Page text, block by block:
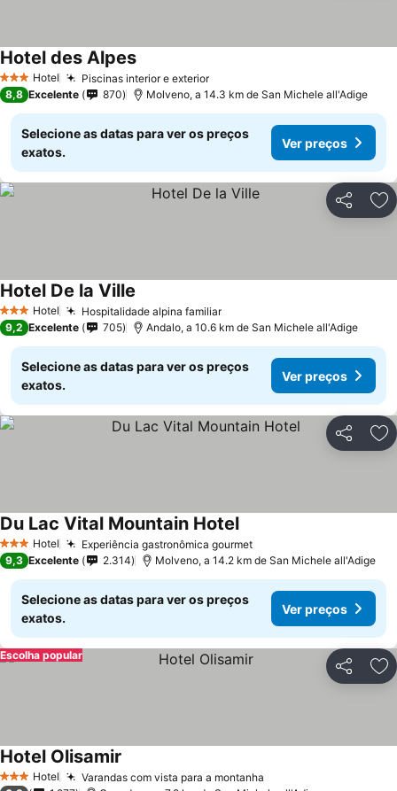
3 EstrelasHotel Piscinas interior e exteriorVer preços
Hotel des AlpesVer preços
8,8 Excelente 870 Molveno, a 14.3 km de San Michele all'Adige
Selecione as datas para ver os preços
exatos.
Ver preços
Partilhar
3 EstrelasHotel Hospitalidade alpina familiarVer preços
Hotel De la Ville
9,2 Excelente 705 Andalo, a 10.6 km de San Michele all'Adige
Selecione as datas para ver os preços
exatos.
Ver preços
Partilhar
3 EstrelasHotel Experiência gastronômica gourmetVer preços
Du Lac Vital Mountain HotelVer preços
9,3 Excelente 2.314 Molveno, a 14.2 km de San Michele all'Adige
Selecione as datas para ver os preços
exatos.
Ver preços
Partilhar
Escolha popular
3 EstrelasHotel Varandas com vista para a montanha
Hotel Olisamir